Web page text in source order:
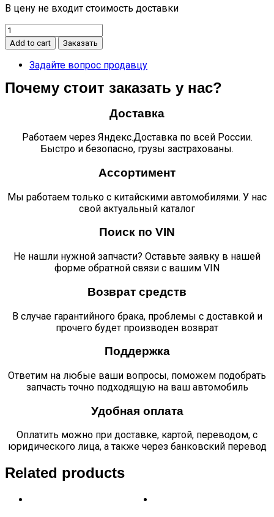
В цену не входит стоимость доставки
ЗАПРАВОЧНАЯ
ТРУБА
В
СБОРЕ
155000838AA
Add to cart Заказать
Задайте вопрос продавцу
Почему стоит заказать у нас?
Доставка
Работаем через Яндекс.Доставка по всей России.
Быстро и безопасно, грузы застрахованы.
Ассортимент
Мы работаем только с китайскими автомобилями. У нас
свой актуальный каталог
Поиск по VIN
Не нашли нужной запчасти? Оставьте заявку в нашей
форме обратной связи с вашим VIN
Возврат средств
В случае гарантийного брака, проблемы с доставкой и
прочего будет производен возврат
Поддержка
Ответим на любые ваши вопросы, поможем подобрать
запчасть точно подходящую на ваш автомобиль
Удобная оплата
Оплатить можно при доставке, картой, переводом, с
юридического лица, а также через банковский перевод
Related products